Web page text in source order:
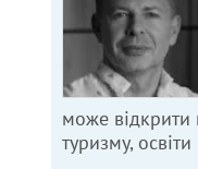
може відкрити
туризму,